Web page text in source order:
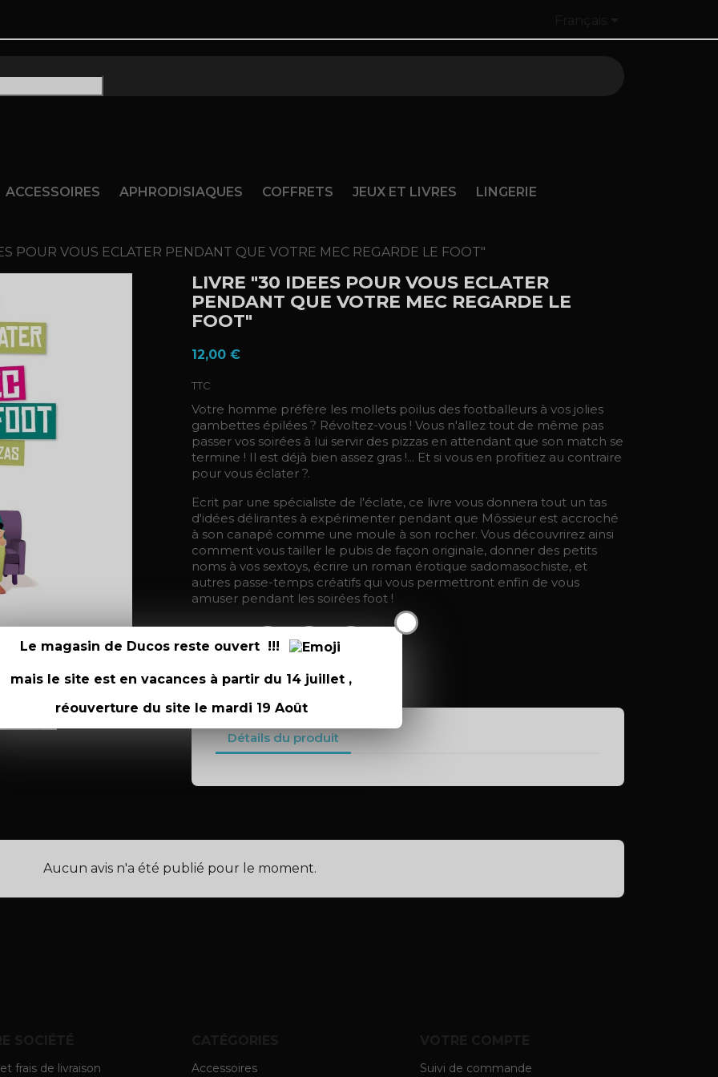
X
Le magasin de Ducos reste ouvert !!!
mais le site est en vacances à partir du 14 juillet ,
réouverture du site le mardi 19 Août
ACCESSOIRES APHRODISIAQUES COFFRETS JEUX ET LIVRES LINGERIE
POUR VOUS ECLATER PENDANT QUE VOTRE MEC REGARDE LE FOOT"

LIVRE "30 IDEES POUR VOUS ECLATER
PENDANT QUE VOTRE MEC REGARDE LE
FOOT"
12,00 €
TTC
Votre homme préfère les mollets poilus des footballeurs à vos jolies
gambettes épilées ? Révoltez-vous ! Vous n'allez tout de même pas
passer vos soirées à lui servir des pizzas en attendant que son match se
termine ! Il est déjà bien assez gras !... Et si vous en profitiez au contraire
pour vous éclater ?.
Ecrit par une spécialiste de l'éclate, ce livre vous donnera tout un tas
d'idées délirantes à expérimenter pendant que Môssieur est accroché
à son canapé comme une moule à son rocher. Vous découvrirez ainsi
comment vous tailler le pubis de façon originale, donner des petits
noms à vos sextoys, écrire un roman érotique sadomasochiste, et
autres passe-temps créatifs qui vous permettront enfin de vous
amuser pendant les soirées foot !
Partager
Détails du produit
Aucun avis n'a été publié pour le moment.
frais de livraison Accessoires Suivi de commande